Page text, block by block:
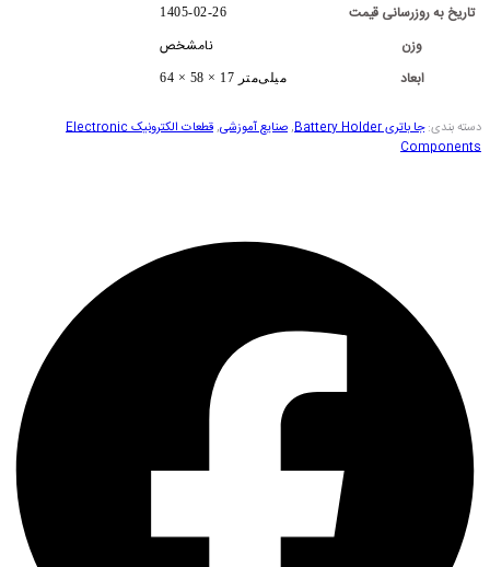
تاریخ به روزرسانی قیمت 1405-02-26
وزن
نامشخص
ابعاد
64 × 58 × 17 میلی‌متر
دسته بندی:جا باتری Battery Holder ,صنایع آموزشی,
قطعات الکترونیک Electronic
Components